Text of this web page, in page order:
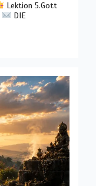
Lektion 5.Gott
DIE